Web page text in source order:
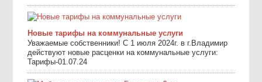
Новые тарифы на коммунальные услуги
Уважаемые собственники! С 1 июля 2024г. в г.Владимир
действуют новые расценки на коммунальные услуги:
Тарифы-01.07.24